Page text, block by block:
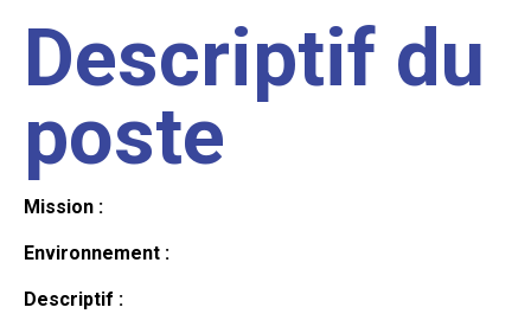
Descriptif du
poste
Mission :
Environnement :
Descriptif :